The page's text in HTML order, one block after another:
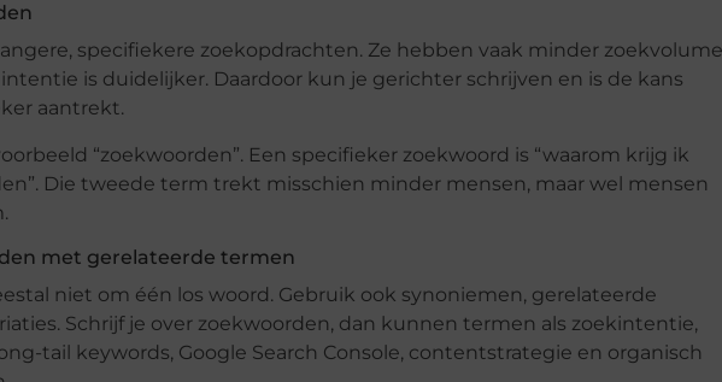
specifiekere zoekopdrachten. Ze hebben vaak minder zoekvolume
is duidelijker. Daardoor kun je gerichter schrijven en is de kans
aantrekt.
“zoekwoorden”. Een specifieker zoekwoord is “waarom krijg ik
Die tweede term trekt misschien minder mensen, maar wel mensen
met gerelateerde termen
niet om één los woord. Gebruik ook synoniemen, gerelateerde
Schrijf je over zoekwoorden, dan kunnen termen als zoekintentie,
tail keywords, Google Search Console, contentstrategie en organisch